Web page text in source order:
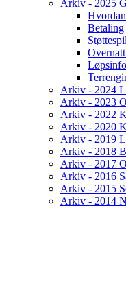
Arkiv - 2025
Betaling
Løpsinfo
Arkiv - 2024
Arkiv - 2023
Arkiv - 2022
Arkiv - 2020
Arkiv - 2019
Arkiv - 2018
Arkiv - 2017
Arkiv - 2016
Arkiv - 2015
Arkiv - 2014